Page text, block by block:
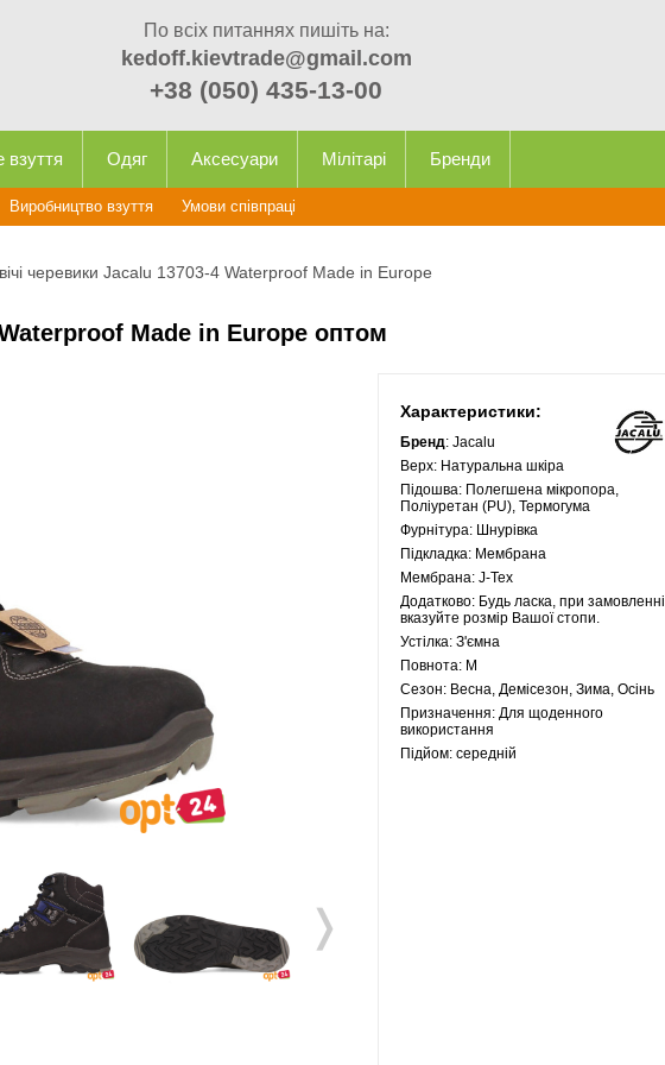
По всіх питаннях пишіть на:
kedoff.kievtrade@gmail.com
+38 (050) 435-13-00
взуття Одяг Аксесуари Мілітарі Бренди
Виробництво взуття Умови співпраці
черевики Jacalu 13703-4 Waterproof Made in Europe
Made in Europe оптом
❭
Характеристики:
Бренд: Jacalu
Верх: Натуральна шкіра
Підошва: Полегшена мікропора,
Поліуретан (PU), Термогума
Фурнітура: Шнурівка
Підкладка: Мембрана
Мембрана: J-Tex
Додатково: Будь ласка, при замовленні
вказуйте розмір Вашої стопи.
Устілка: З'ємна
Повнота: M
Сезон: Весна, Демісезон, Зима, Осінь
Призначення: Для щоденного
використання
Підйом: середній